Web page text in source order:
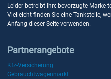
Leider betreibt Ihre bevorzugte Marke
Vielleicht finden Sie eine Tankstelle,
Anfang dieser Seite verwenden.
Partnerangebote
Kfz-Versicherung
Gebrauchtwagenmarkt